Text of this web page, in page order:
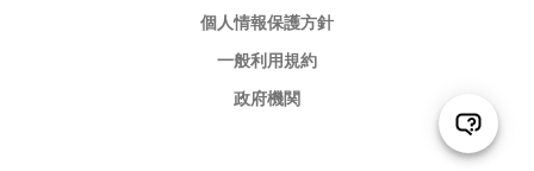
個人情報保護方針
一般利用規約
政府機関